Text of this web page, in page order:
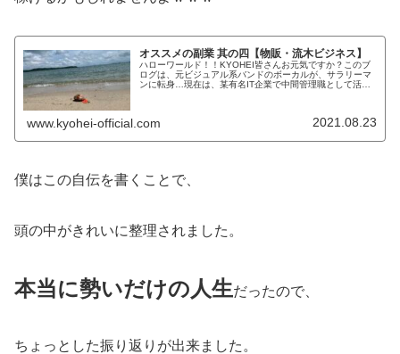
オススメの副業 其の四【物販・流木ビジネス】
ハローワールド！！KYOHEI皆さんお元気ですか？このブ
ログは、元ビジュアル系バンドのボーカルが、サラリーマ
ンに転身…現在は、某有名IT企業で中間管理職として活躍
www.kyohei-official.com 2021.08.23
僕はこの自伝を書くことで、
頭の中がきれいに整理されました。
本当に勢いだけの人生だったので、
ちょっとした振り返りが出来ました。